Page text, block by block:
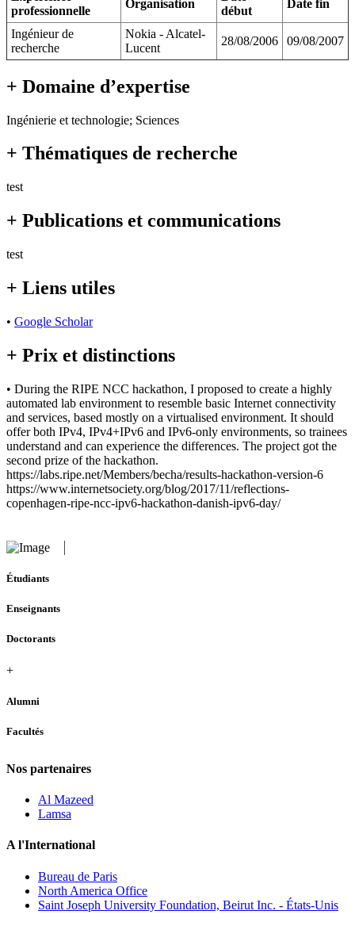
professionnelle
Organisation
début
Date fin
Ingénieur de
recherche
Nokia - Alcatel-
Lucent
28/08/2006 09/08/2007
+ Domaine d’expertise
Ingénierie et technologie; Sciences
+ Thématiques de recherche
test
+ Publications et communications
test
+ Liens utiles
• Google Scholar
+ Prix et distinctions
• During the RIPE NCC hackathon, I proposed to create a highly
automated lab environment to resemble basic Internet connectivity
and services, based mostly on a virtualised environment. It should
offer both IPv4, IPv4+IPv6 and IPv6-only environments, so trainees
understand and can experience the differences. The project got the
second prize of the hackathon.
https://labs.ripe.net/Members/becha/results-hackathon-version-6
https://www.internetsociety.org/blog/2017/11/reflections-
copenhagen-ripe-ncc-ipv6-hackathon-danish-ipv6-day/
Étudiants
Enseignants
Doctorants
+
Alumni
Facultés
Nos partenaires
Al Mazeed
Lamsa
A l'International
Bureau de Paris
North America Office
Saint Joseph University Foundation, Beirut Inc. - États-Unis